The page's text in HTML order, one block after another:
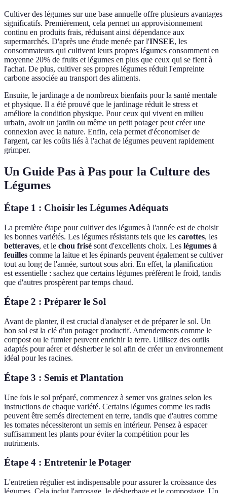
Cultiver des légumes sur une base annuelle offre plusieurs avantages
significatifs. Premièrement, cela permet un approvisionnement
continu en produits frais, réduisant ainsi dépendance aux
supermarchés. D'après une étude menée par l'INSEE, les
consommateurs qui cultivent leurs propres légumes consomment en
moyenne 20% de fruits et légumes en plus que ceux qui se fient à
l'achat. De plus, cultiver ses propres légumes réduit l'empreinte
carbone associée au transport des aliments.
Ensuite, le jardinage a de nombreux bienfaits pour la santé mentale
et physique. Il a été prouvé que le jardinage réduit le stress et
améliore la condition physique. Pour ceux qui vivent en milieu
urbain, avoir un jardin ou même un petit potager peut créer une
connexion avec la nature. Enfin, cela permet d'économiser de
l'argent, car les coûts liés à l'achat de légumes peuvent rapidement
grimper.
Un Guide Pas à Pas pour la Culture des
Légumes
Étape 1 : Choisir les Légumes Adéquats
La première étape pour cultiver des légumes à l'année est de choisir
les bonnes variétés. Les légumes résistants tels que les carottes, les
betteraves, et le chou frisé sont d'excellents choix. Les légumes à
feuilles comme la laitue et les épinards peuvent également se cultiver
tout au long de l'année, surtout sous abri. En effet, la planification
est essentielle : sachez que certains légumes préfèrent le froid, tandis
que d'autres prospèrent par temps chaud.
Étape 2 : Préparer le Sol
Avant de planter, il est crucial d'analyser et de préparer le sol. Un
bon sol est la clé d'un potager productif. Amendements comme le
compost ou le fumier peuvent enrichir la terre. Utilisez des outils
adaptés pour aérer et désherber le sol afin de créer un environnement
idéal pour les racines.
Étape 3 : Semis et Plantation
Une fois le sol préparé, commencez à semer vos graines selon les
instructions de chaque variété. Certains légumes comme les radis
peuvent être semés directement en terre, tandis que d'autres comme
les tomates nécessiteront un semis en intérieur. Pensez à espacer
suffisamment les plants pour éviter la compétition pour les
nutriments.
Étape 4 : Entretenir le Potager
L'entretien régulier est indispensable pour assurer la croissance des
légumes. Cela inclut l'arrosage, le désherbage et le compostage. Un